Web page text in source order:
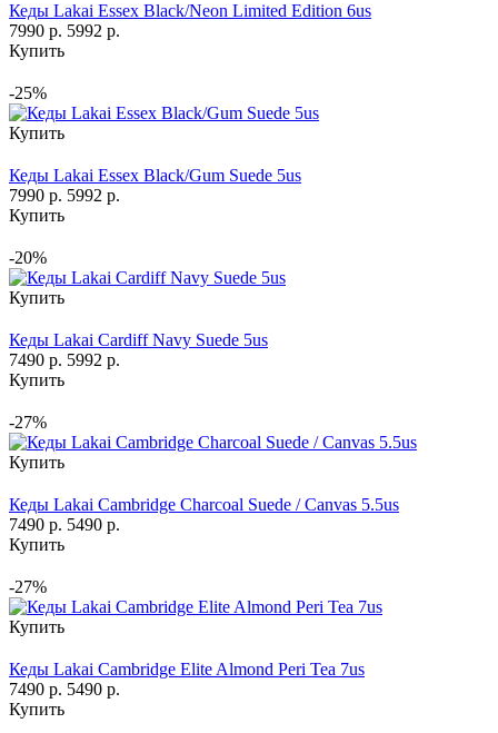
Кеды Lakai Essex Black/Neon Limited Edition 6us
7990 р. 5992 р.
Купить
-25%
Купить
Кеды Lakai Essex Black/Gum Suede 5us
7990 р. 5992 р.
Купить
-20%
Купить
Кеды Lakai Cardiff Navy Suede 5us
7490 р. 5992 р.
Купить
-27%
Купить
Кеды Lakai Cambridge Charcoal Suede / Canvas 5.5us
7490 р. 5490 р.
Купить
-27%
Купить
Кеды Lakai Cambridge Elite Almond Peri Tea 7us
7490 р. 5490 р.
Купить